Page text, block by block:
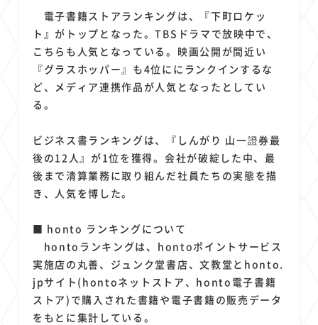
電子書籍ストアランキングは、『下町ロケッ
ト』がトップとなった。TBSドラマで放映中で、
こちらも人気となっている。映画公開が間近い
『グラスホッパー』も4位ににランクインするな
ど、メディア連携作品が人気となったとしてい
る。
ビジネス書ランキングは、『しんがり 山一證券最
後の12人』が1位を獲得。会社が破綻した中、最
後まで清算業務に取り組んだ社員たちの実態を描
き、人気を博した。
■ honto ランキングについて
hontoランキングは、hontoポイントサービス
実施店の丸善、ジュンク堂書店、文教堂とhonto.
jpサイト(hontoネットストア、honto電子書籍
ストア)で購入された書籍や電子書籍の販売データ
をもとに集計している。